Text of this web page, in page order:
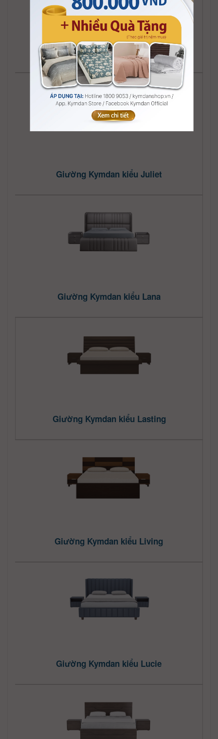
Giường Kymdan kiểu Jolie
Giường Kymdan kiểu Juliet
Giường Kymdan kiểu Lana
Giường Kymdan kiểu Lasting
Giường Kymdan kiểu Living
Giường Kymdan kiểu Lucie